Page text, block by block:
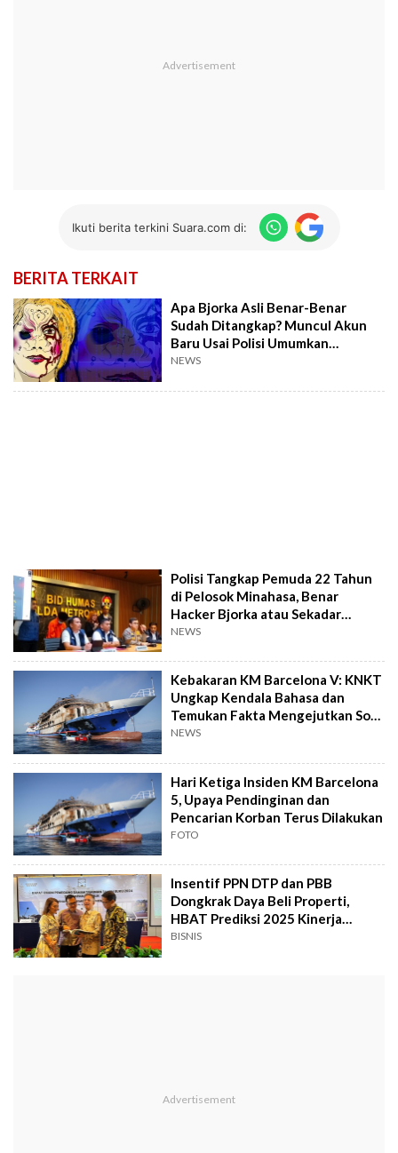
Ikuti berita terkini Suara.com di:
BERITA TERKAIT
Apa Bjorka Asli Benar-Benar
Sudah Ditangkap? Muncul Akun
Baru Usai Polisi Umumkan
Penangkapannya
NEWS
Polisi Tangkap Pemuda 22 Tahun
di Pelosok Minahasa, Benar
Hacker Bjorka atau Sekadar
Penipu Ulung?
NEWS
Kebakaran KM Barcelona V: KNKT
Ungkap Kendala Bahasa dan
Temukan Fakta Mengejutkan Soal
Penumpang
NEWS
Hari Ketiga Insiden KM Barcelona
5, Upaya Pendinginan dan
Pencarian Korban Terus Dilakukan
FOTO
Insentif PPN DTP dan PBB
Dongkrak Daya Beli Properti,
HBAT Prediksi 2025 Kinerja
Bertumbuh
BISNIS